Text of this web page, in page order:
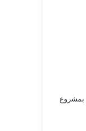
رمضان 2027، وذلك بسبب ارتباطها بمشروع